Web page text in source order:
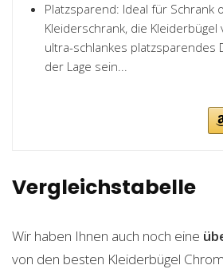
Platzsparend: Ideal für Schrank
Kleiderschrank, die
ultra-schlankes platzsparendes
der Lage sein...
Vergleichstabelle
Wir haben Ihnen auch noch eine
von den besten Kleiderbügel